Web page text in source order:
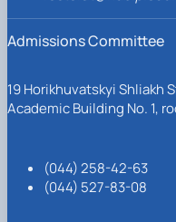
Admissions Committee
19 Horikhuvatskyi Shliakh
Academic Building No. 1,
(044) 258-42-63
(044) 527-83-08